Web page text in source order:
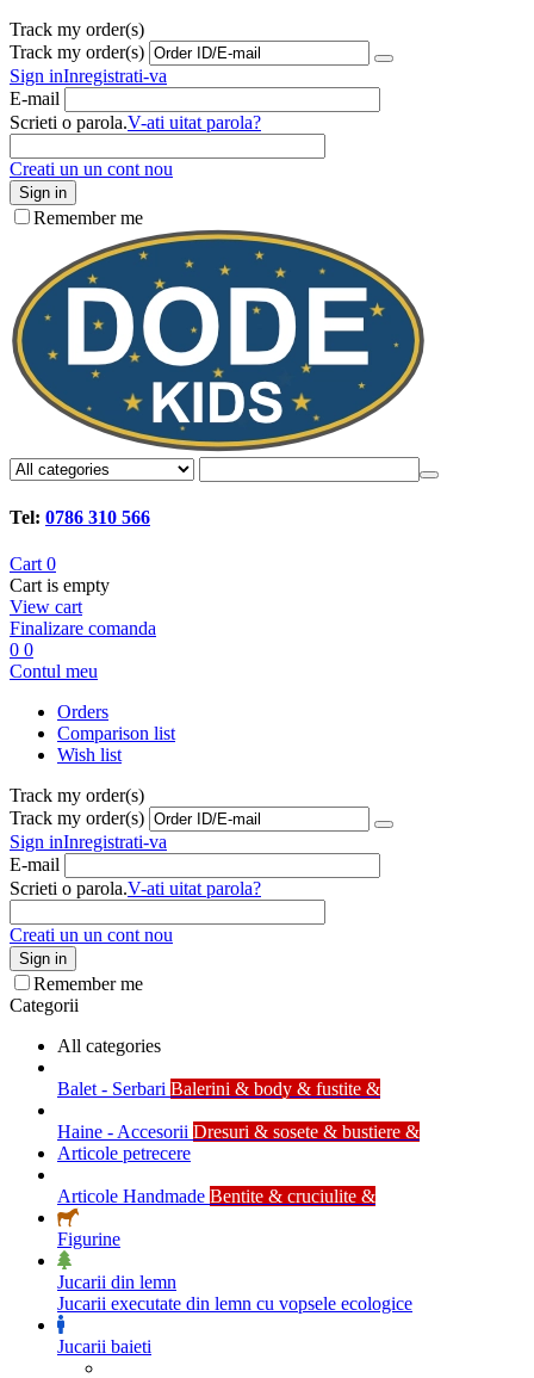
Track my order(s)
Track my order(s)
Sign inInregistrati-va
E-mail
Scrieti o parola.V-ati uitat parola?
Creati un un cont nou
Sign in
Remember me
Tel: 0786 310 566
Cart 0
Cart is empty
View cart
Finalizare comanda
0 0
Contul meu
Orders
Comparison list
Wish list
Track my order(s)
Track my order(s)
Sign inInregistrati-va
E-mail
Scrieti o parola.V-ati uitat parola?
Creati un un cont nou
Sign in
Remember me
Categorii
All categories
Balet - Serbari Balerini & body & fustite &
Haine - Accesorii Dresuri & sosete & bustiere &
Articole petrecere
Articole Handmade Bentite & cruciulite &
Figurine
Jucarii din lemn
Jucarii executate din lemn cu vopsele ecologice
Jucarii baieti